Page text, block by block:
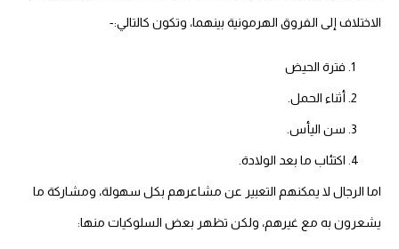
الاختلاف إلى الفروق الهرمونية بينهما، وتكون كالتالي:-
فترة الحيض
أثناء الحمل.
سن اليأس.
اكتئاب ما بعد الولادة.
اما الرجال لا يمكنهم التعبير عن مشاعرهم بكل سهولة، ومشاركة ما
يشعرون به مع غيرهم، ولكن تظهر بعض السلوكيات منها: